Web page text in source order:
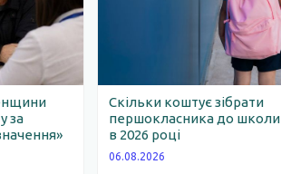
за
Скільки коштує зібрати
першокласника до школи
в 2026 році
06.08.2026